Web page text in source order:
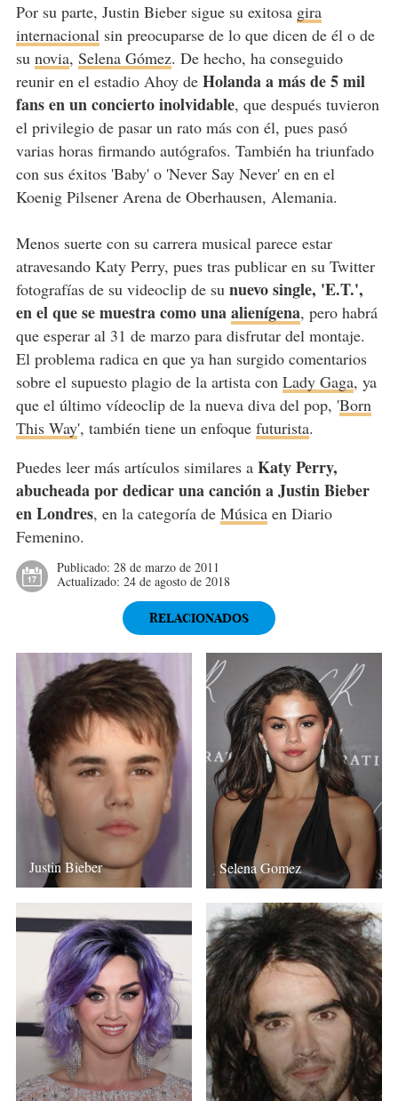
Por su parte, Justin Bieber sigue su exitosa gira
internacionalsin preocuparse de lo que dicen de él o de
su novia, Selena Gómez. De hecho, ha conseguido
reunir en el estadio Ahoy de Holanda a más de 5 mil
fans en un concierto inolvidable, que después tuvieron
el privilegio de pasar un rato más con él, pues pasó
varias horas firmando autógrafos. También ha triunfado
con sus éxitos 'Baby' o 'Never Say Never' en en el
Koenig Pilsener Arena de Oberhausen, Alemania.
Menos suerte con su carrera musical parece estar
atravesando Katy Perry, pues tras publicar en su Twitter
fotografías de su videoclip de su nuevo single, 'E.T.',
en el que se muestra como unaalienígena, pero habrá
que esperar al 31 de marzo para disfrutar del montaje.
El problema radica en que ya han surgido comentarios
sobre el supuesto plagio de la artista con Lady Gaga, ya
que el último vídeoclip de la nueva diva del pop, 'Born
This Way', también tiene un enfoque futurista.
Puedes leer más artículos similares a Katy Perry,
abucheada por dedicar una canción a Justin Bieber
en Londres, en la categoría de Músicaen Diario
Femenino.
Publicado: 28 de marzo de 2011
Actualizado: 24 de agosto de 2018
RELACIONADOS
Justin Bieber Selena Gomez